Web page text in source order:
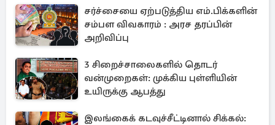
சர்ச்சையை ஏற்படுத்திய எம்.பிக்களின்
சம்பள விவகாரம் : அரச தரப்பின்
அறிவிப்பு
3 சிறைச்சாலைகளில் தொடர்
வன்முறைகள்: முக்கிய புள்ளியின்
உயிருக்கு ஆபத்து
இலங்கைக் கடவுச்சீட்டினால் சிக்கல்: